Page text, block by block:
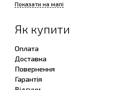
Показати на мапі
Як купити
Оплата
Доставка
Повернення
Гарантія